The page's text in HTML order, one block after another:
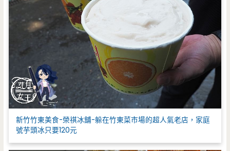
新竹竹東美食-榮祺冰舖-躲在竹東菜市場的超人氣老店，家庭
號芋頭冰只要120元